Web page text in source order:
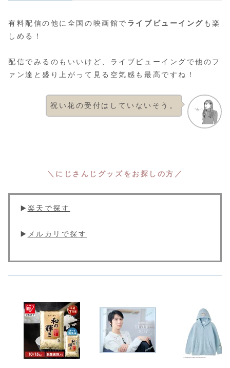
有料配信の他に全国の映画館で ライブビューイング も楽
しめる！
配信でみるのもいいけど、ライブビューイングで他のフ
ァン達と盛り上がって見る空気感も最高ですね！
祝い花の受付はしていないそう。
＼にじさんじグッズをお探しの方／
▶️ 楽天で探す
▶️ メルカリで探す